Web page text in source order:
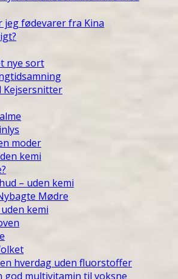
fødevarer fra Kina
nye sort
moder
kemi
– uden kemi
Mødre
kemi
hverdag uden fluorstoffer
god multivitamin til voksne